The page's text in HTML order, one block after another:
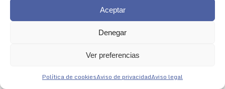
Aceptar
Denegar
Ver preferencias
Política de cookiesAviso de privacidadAviso legal
NACIDA PARA IMPRESIONAR